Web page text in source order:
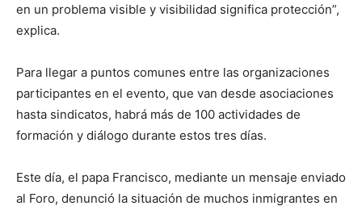
en un problema visible y visibilidad significa protección”,
explica.
Para llegar a puntos comunes entre las organizaciones
participantes en el evento, que van desde asociaciones
hasta sindicatos, habrá más de 100 actividades de
formación y diálogo durante estos tres días.
Este día, el papa Francisco, mediante un mensaje enviado
al Foro, denunció la situación de muchos inmigrantes en